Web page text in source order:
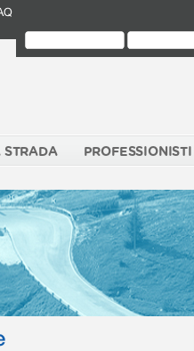
STRADA PROFESSIONISTI